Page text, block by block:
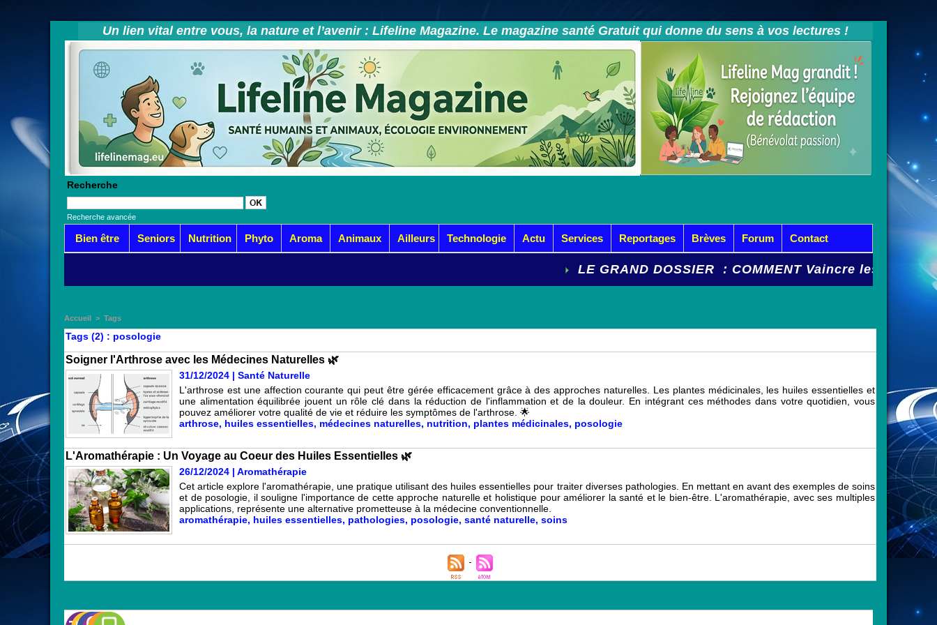
Un lien vital entre vous, la nature et l’avenir : Lifeline Magazine. Le magazine santé Gratuit qui donne du sens à vos lectures !
Recherche
Recherche avancée
Bien être Seniors Nutrition Phyto Aroma Animaux Ailleurs Technologie Actu Services Reportages Brèves Forum Contact
LE GRAND DOSSIER : COMMENT Vaincre les Mycoses
Accueil > Tags
Tags (2) : posologie
Soigner l'Arthrose avec les Médecines Naturelles 🌿
31/12/2024 | Santé Naturelle
L'arthrose est une affection courante qui peut être gérée efficacement grâce à des approches naturelles. Les plantes médicinales, les huiles essentielles et
une alimentation équilibrée jouent un rôle clé dans la réduction de l'inflammation et de la douleur. En intégrant ces méthodes dans votre quotidien, vous
pouvez améliorer votre qualité de vie et réduire les symptômes de l'arthrose. 🌟
arthrose, huiles essentielles, médecines naturelles, nutrition, plantes médicinales, posologie
L'Aromathérapie : Un Voyage au Coeur des Huiles Essentielles 🌿
26/12/2024 | Aromathérapie
Cet article explore l'aromathérapie, une pratique utilisant des huiles essentielles pour traiter diverses pathologies. En mettant en avant des exemples de soins
et de posologie, il souligne l'importance de cette approche naturelle et holistique pour améliorer la santé et le bien-être. L'aromathérapie, avec ses multiples
applications, représente une alternative prometteuse à la médecine conventionnelle.
aromathérapie, huiles essentielles, pathologies, posologie, santé naturelle, soins